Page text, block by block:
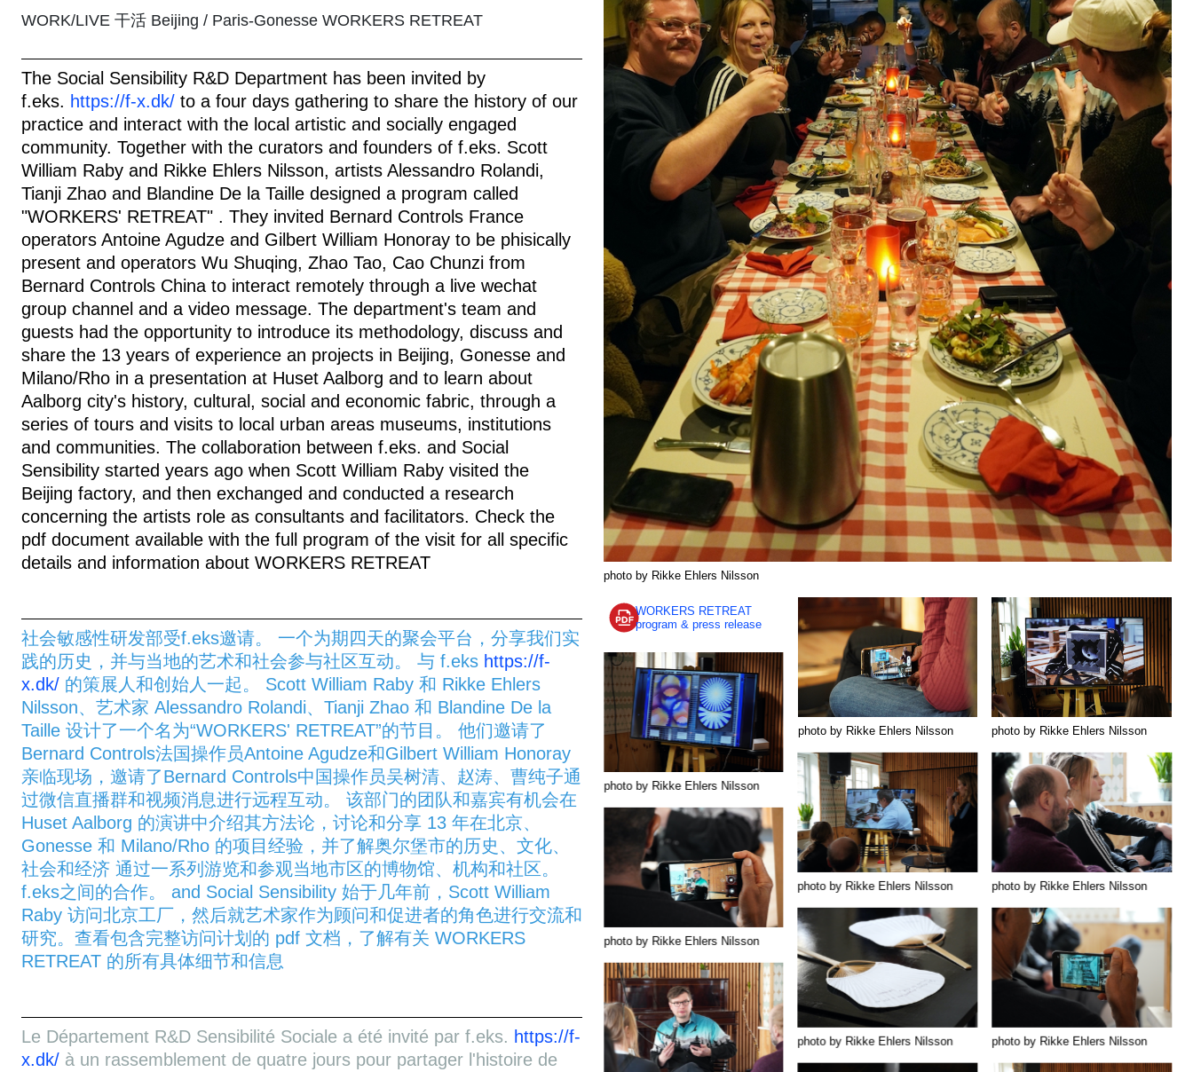
WORK/LIVE 干活 Beijing / Paris-Gonesse WORKERS RETREAT
The Social Sensibility R&D Department has been invited by
f.eks. https://f-x.dk/ to a four days gathering to share the history of our
practice and interact with the local artistic and socially engaged
community. Together with the curators and founders of f.eks. Scott
William Raby and Rikke Ehlers Nilsson, artists Alessandro Rolandi,
Tianji Zhao and Blandine De la Taille designed a program called
"WORKERS' RETREAT" . They invited Bernard Controls France
operators Antoine Agudze and Gilbert William Honoray to be phisically
present and operators Wu Shuqing, Zhao Tao, Cao Chunzi from
Bernard Controls China to interact remotely through a live wechat
group channel and a video message. The department's team and
guests had the opportunity to introduce its methodology, discuss and
share the 13 years of experience an projects in Beijing, Gonesse and
Milano/Rho in a presentation at Huset Aalborg and to learn about
Aalborg city's history, cultural, social and economic fabric, through a
series of tours and visits to local urban areas museums, institutions
and communities. The collaboration between f.eks. and Social
Sensibility started years ago when Scott William Raby visited the
Beijing factory, and then exchanged and conducted a research
concerning the artists role as consultants and facilitators. Check the
pdf document available with the full program of the visit for all specific
details and information about WORKERS RETREAT
社会敏感性研发部受f.eks邀请。 一个为期四天的聚会平台，分享我们实
践的历史，并与当地的艺术和社会参与社区互动。 与 f.eks https://f-
x.dk/ 的策展人和创始人一起。 Scott William Raby 和 Rikke Ehlers
Nilsson、艺术家 Alessandro Rolandi、Tianji Zhao 和 Blandine De la
Taille 设计了一个名为“WORKERS' RETREAT”的节目。 他们邀请了
Bernard Controls法国操作员Antoine Agudze和Gilbert William Honoray
亲临现场，邀请了Bernard Controls中国操作员吴树清、赵涛、曹纯子通
过微信直播群和视频消息进行远程互动。 该部门的团队和嘉宾有机会在
Huset Aalborg 的演讲中介绍其方法论，讨论和分享 13 年在北京、
Gonesse 和 Milano/Rho 的项目经验，并了解奥尔堡市的历史、文化、
社会和经济 通过一系列游览和参观当地市区的博物馆、机构和社区。
f.eks之间的合作。 and Social Sensibility 始于几年前，Scott William
Raby 访问北京工厂，然后就艺术家作为顾问和促进者的角色进行交流和
研究。查看包含完整访问计划的 pdf 文档，了解有关 WORKERS
RETREAT 的所有具体细节和信息
Le Département R&D Sensibilité Sociale a été invité par f.eks. https://f-
x.dk/ à un rassemblement de quatre jours pour partager l'histoire de
photo by Rikke Ehlers Nilsson
WORKERS RETREAT
program & press release
photo by Rikke Ehlers Nilsson photo by Rikke Ehlers Nilsson
photo by Rikke Ehlers Nilsson
photo by Rikke Ehlers Nilsson photo by Rikke Ehlers Nilsson
photo by Rikke Ehlers Nilsson
photo by Rikke Ehlers Nilsson photo by Rikke Ehlers Nilsson